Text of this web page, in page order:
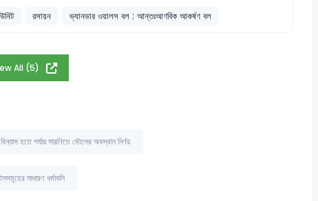
রসায়ন ভ্যানডার ওয়ালস বল : আন্তঃআণবিক আকর্ষণ বল
All (5)
হতে পর্যায় সারণিতে মৌলের অবস্থান নির্ণয়
সাধারণ ধর্মাবলি